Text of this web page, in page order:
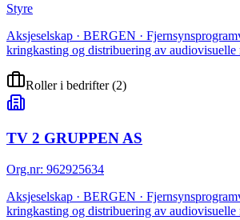
Styre
Aksjeselskap · BERGEN ·
kringkasting og distribuering av audiovisuelle
Roller i bedrifter(2)
TV 2 GRUPPEN AS
Org.nr: 962925634
Aksjeselskap · BERGEN ·
kringkasting og distribuering av audiovisuelle